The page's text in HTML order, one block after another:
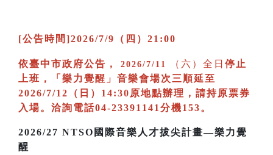
[公告時間]2026/7/9（四）21:00
依臺中市政府公告， 2026/7/11 （六）全日 停止
上班，
「樂力覺醒」音樂會場次三順延至
2026/7/12（日）14:30原地點辦理，請持原票券
入場。洽詢電話04-23391141分機153。
2026/27 NTSO國際音樂人才拔尖計畫—樂力覺
醒